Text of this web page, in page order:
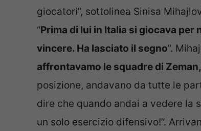
giocatori”, sottolinea Sinisa
“Prima di lui in Italia si giocava
vincere. Ha lasciato il segno“.
affrontavamo le squadre di
posizione, andavano da tutte le
dire che quando andai a vedere la
un solo esercizio difensivo!”.